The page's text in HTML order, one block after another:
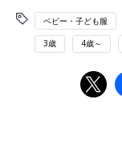
ベビー・子ども服
3歳 4歳～